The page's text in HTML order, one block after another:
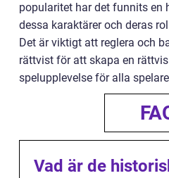
popularitet har det funnits en
dessa karaktärer och deras
Det är viktigt att reglera och
rättvist för att skapa en
spelupplevelse för alla
Vad är de